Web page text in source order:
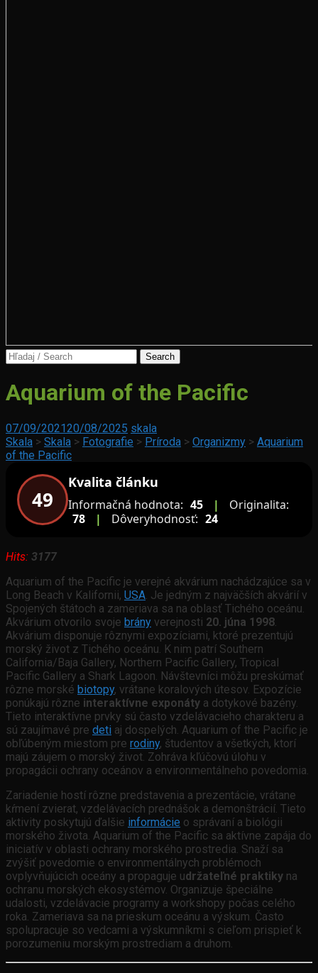
Search
Akvafit
Žilina
Aquarium of the Pacific
Chovňa
Jána
Budaia
07/09/202120/08/2025 skala
Skala > Skala > Fotografie > Príroda > Organizmy > Aquarium
of the Pacific
49
Kvalita článku
Informačná hodnota: 45 |
Originalita:
78
| Dôveryhodnosť: 24
Hits: 3177
Aquarium of the Pacific je verejné akvárium nachádzajúce sa v
Long Beach v Kalifornii, USA. Je jedným z najväčších akvárií v
Spojených štátoch a zameriava sa na oblasť Tichého oceánu.
Akvárium otvorilo svoje brány verejnosti 20. júna 1998.
Akvárium disponuje rôznymi expozíciami, ktoré prezentujú
morský život z Tichého oceánu. K nim patrí Southern
California/Baja Gallery, Northern Pacific Gallery, Tropical
Pacific Gallery a Shark Lagoon. Návštevníci môžu preskúmať
rôzne morské biotopy, vrátane koralových útesov. Expozície
ponúkajú rôzne interaktívne exponáty a dotykové bazény.
Tieto interaktívne prvky sú často vzdelávacieho charakteru a
sú zaujímavé pre deti aj dospelých. Aquarium of the Pacific je
obľúbeným miestom pre rodiny, študentov a všetkých, ktorí
majú záujem o morský život. Zohráva kľúčovú úlohu v
propagácii ochrany oceánov a environmentálneho povedomia.
Zariadenie hostí rôzne predstavenia a prezentácie, vrátane
kŕmení zvierat, vzdelávacích prednášok a demonštrácií. Tieto
aktivity poskytujú ďalšie informácie o správaní a biológii
morského života. Aquarium of the Pacific sa aktívne zapája do
iniciatív v oblasti ochrany morského prostredia. Snaží sa
zvýšiť povedomie o environmentálnych problémoch
ovplyvňujúcich oceány a propaguje udržateľné praktiky na
ochranu morských ekosystémov. Organizuje špeciálne
udalosti, vzdelávacie programy a workshopy počas celého
roka. Zameriava sa na prieskum oceánu a výskum. Často
spolupracuje so vedcami a výskumníkmi s cieľom prispieť k
porozumeniu morským prostrediam a druhom.